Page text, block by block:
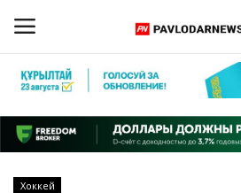
Главная
Хоккей